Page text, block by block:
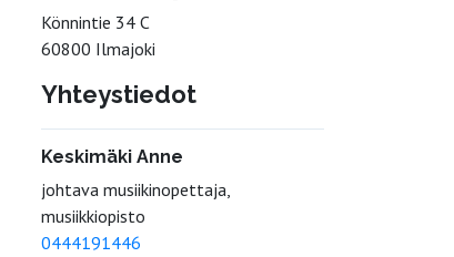
Könnintie 34 C
60800 Ilmajoki
Yhteystiedot
Keskimäki Anne
johtava musiikinopettaja,
musiikkiopisto
0444191446